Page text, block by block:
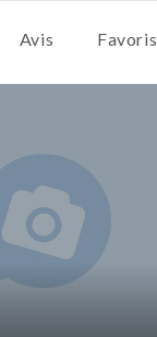
Avis Favoris